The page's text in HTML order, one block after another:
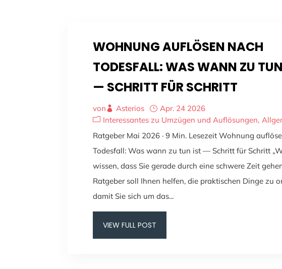
WOHNUNG AUFLÖSEN NACH
TODESFALL: WAS WANN ZU
— SCHRITT FÜR SCHRITT
von Asterios
Apr. 24 2026
Interessantes zu Umzügen und Auflösungen
Ratgeber Mai 2026 · 9 Min. Lesezeit Wohnung
Todesfall: Was wann zu tun ist — Schritt für Schritt
wissen, dass Sie gerade durch eine schwere Zeit
Ratgeber soll Ihnen helfen, die praktischen Dinge zu
damit Sie sich um das...
VIEW FULL POST